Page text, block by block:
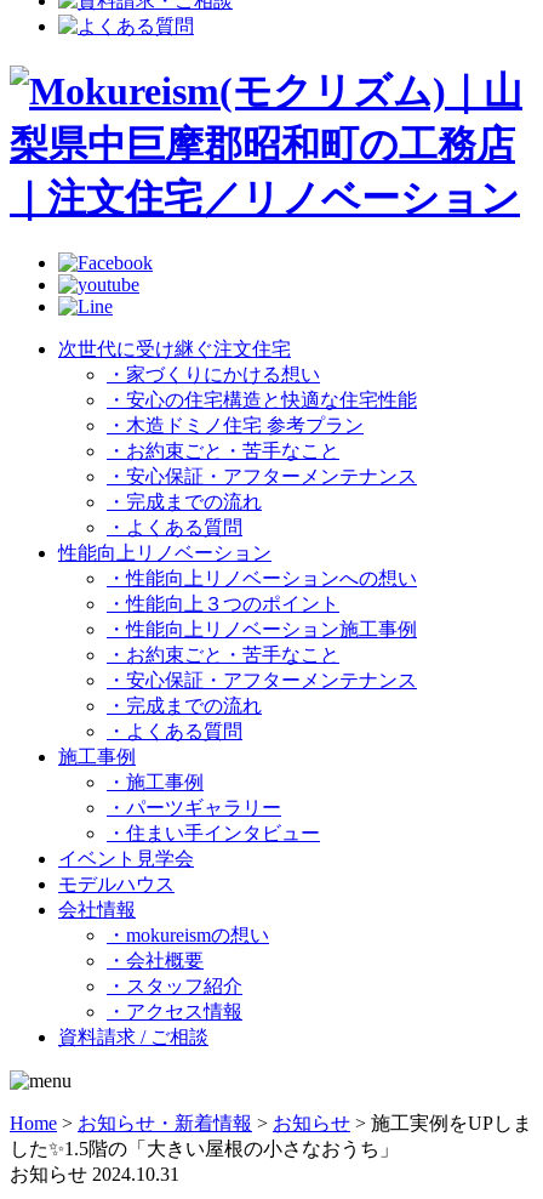
次世代に受け継ぐ注文住宅
・家づくりにかける想い
・安心の住宅構造と快適な住宅性能
・木造ドミノ住宅 参考プラン
・お約束ごと・苦手なこと
・安心保証・アフターメンテナンス
・完成までの流れ
・よくある質問
性能向上リノベーション
・性能向上リノベーションへの想い
・性能向上３つのポイント
・性能向上リノベーション施工事例
・お約束ごと・苦手なこと
・安心保証・アフターメンテナンス
・完成までの流れ
・よくある質問
施工事例
・施工事例
・パーツギャラリー
・住まい手インタビュー
イベント見学会
モデルハウス
会社情報
・mokureismの想い
・会社概要
・スタッフ紹介
・アクセス情報
資料請求 / ご相談
Home > お知らせ・新着情報 > お知らせ > 施工実例をUPしま
した✨1.5階の「大きい屋根の小さなおうち」
お知らせ 2024.10.31